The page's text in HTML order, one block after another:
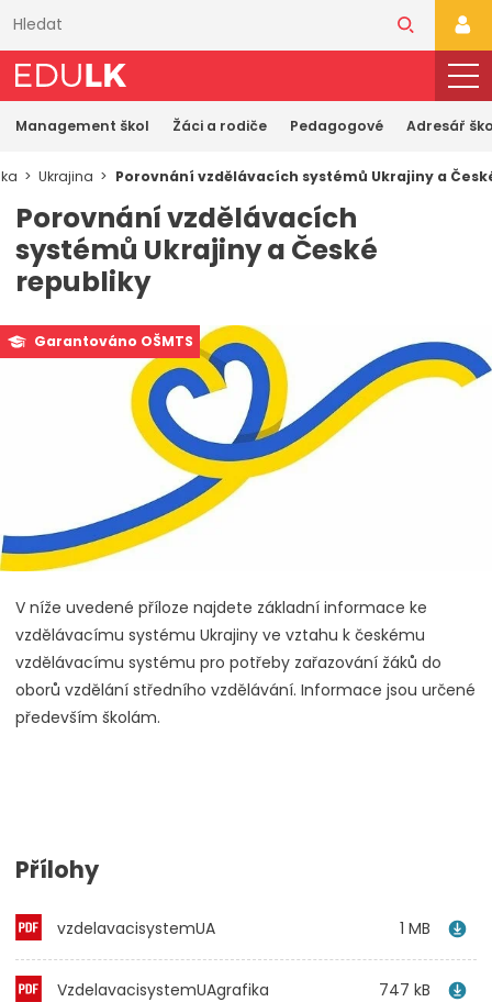
obsahu
Management škol Žáci a rodiče Pedagogové Adresář
Ukrajina Porovnání vzdělávacích systémů Ukrajiny a
Porovnání vzdělávacích
systémů Ukrajiny a České
republiky
Garantováno OŠMTS
V níže uvedené příloze najdete základní informace ke
vzdělávacímu systému Ukrajiny ve vztahu k českému
vzdělávacímu systému pro potřeby zařazování žáků do
oborů vzdělání středního vzdělávání. Informace jsou určené
především školám.
Přílohy
vzdelavacisystemUA 1 MB
VzdelavacisystemUAgrafika 747 kB